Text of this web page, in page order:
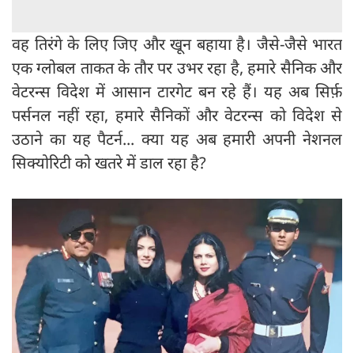
वह तिरंगे के लिए जिए और खून बहाया है। जैसे-जैसे भारत
एक ग्लोबल ताकत के तौर पर उभर रहा है, हमारे सैनिक और
वेटरन्स विदेश में आसान टारगेट बन रहे हैं। यह अब सिर्फ़
पर्सनल नहीं रहा, हमारे सैनिकों और वेटरन्स को विदेश से
उठाने का यह पैटर्न... क्या यह अब हमारी अपनी नेशनल
सिक्योरिटी को खतरे में डाल रहा है?